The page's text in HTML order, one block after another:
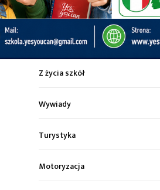
Kultura
Wiadomości z regionu
Z życia szkół
Wywiady
Turystyka
Motoryzacja